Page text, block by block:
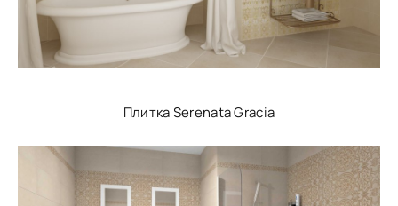
Плитка Serenata Gracia